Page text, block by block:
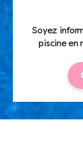
Soyez
piscine en